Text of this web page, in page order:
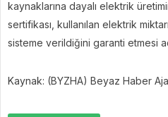
kaynaklarına dayalı elektrik
sertifikası, kullanılan elektrik
sisteme verildiğini garanti etmesi
Kaynak: (BYZHA) Beyaz Haber